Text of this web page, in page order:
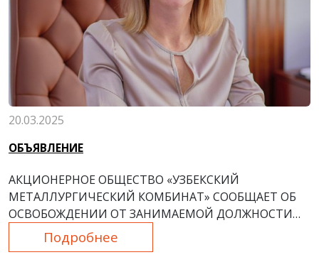
20.03.2025
ОБЪЯВЛЕНИЕ
АКЦИОНЕРНОЕ ОБЩЕСТВО «УЗБЕКСКИЙ
МЕТАЛЛУРГИЧЕСКИЙ КОМБИНАТ» СООБЩАЕТ ОБ
ОСВОБОЖДЕНИИ ОТ ЗАНИМАЕМОЙ ДОЛЖНОСТИ
ПО СОГЛАШЕНИЮ СТОРОН ЗАМЕСТИТЕЛЯ
ПРЕДСЕДАТЕЛЯ ПРАВЛЕНИЯ ПО ФИНАНСОВО-
Подробнее